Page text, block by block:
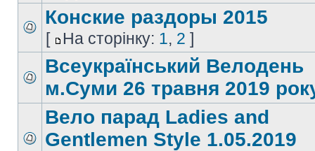
Конские раздоры 2015
[ На сторінку: 1, 2 ]
Всеукраїнський Велодень
м.Суми 26 травня 2019
Вело парад Ladies and
Gentlemen Style 1.05.2019